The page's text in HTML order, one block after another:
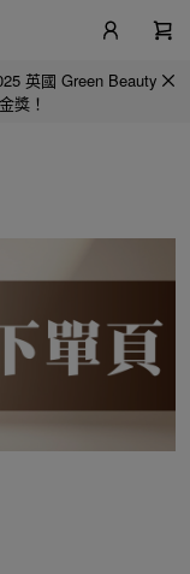
英國 Green Beauty
獎！